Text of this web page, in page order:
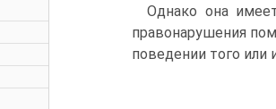
Однако она
правонарушения
поведении того или